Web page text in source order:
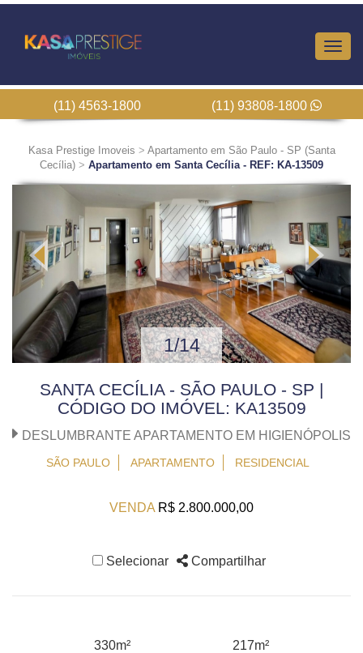
(11) 4563-1800 (11) 93808-1800
Kasa Prestige Imoveis > Apartamento em São Paulo - SP (Santa
Cecília) > Apartamento em Santa Cecília - REF: KA-13509
1/14
Previous
SANTA CECÍLIA - SÃO PAULO - SP |
CÓDIGO DO IMÓVEL: KA13509
DESLUMBRANTE APARTAMENTO EM HIGIENÓPOLIS
SÃO PAULO APARTAMENTO RESIDENCIAL
VENDA R$ 2.800.000,00
Selecionar Compartilhar
330m²
217m²